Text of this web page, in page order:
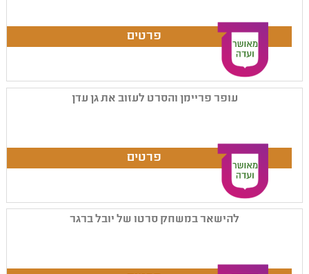
עופר פריימן והסרט לעזוב את גן עדן
להישאר במשחק סרטו של יובל ברגר